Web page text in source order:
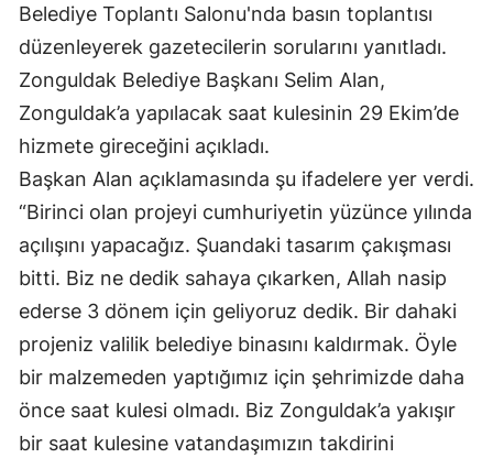
Belediye Toplantı Salonu'nda basın toplantısı
düzenleyerek gazetecilerin sorularını yanıtladı.
Zonguldak Belediye Başkanı Selim Alan,
Zonguldak’a yapılacak saat kulesinin 29 Ekim’de
hizmete gireceğini açıkladı.
Başkan Alan açıklamasında şu ifadelere yer verdi.
“Birinci olan projeyi cumhuriyetin yüzünce yılında
açılışını yapacağız. Şuandaki tasarım çakışması
bitti. Biz ne dedik sahaya çıkarken, Allah nasip
ederse 3 dönem için geliyoruz dedik. Bir dahaki
projeniz valilik belediye binasını kaldırmak. Öyle
bir malzemeden yaptığımız için şehrimizde daha
önce saat kulesi olmadı. Biz Zonguldak’a yakışır
bir saat kulesine vatandaşımızın takdirini